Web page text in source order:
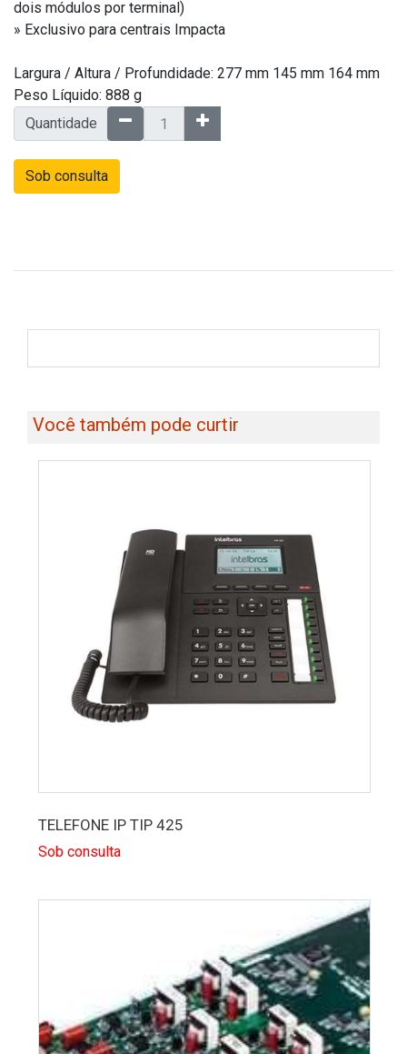
dois módulos por terminal)
» Exclusivo para centrais Impacta
Largura / Altura / Profundidade: 277 mm 145 mm 164 mm
Peso Líquido: 888 g
Quantidade
Sob consulta
Você também pode curtir
TELEFONE IP TIP 425
Sob consulta